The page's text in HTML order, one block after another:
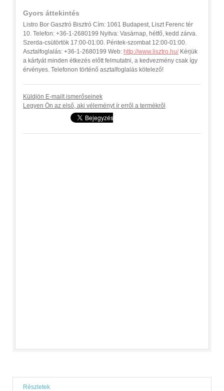
Gyors áttekintés
Listro Bor Gasztró Bisztró Cím: 1061 Budapest, Liszt Ferenc tér
10. Telefon: +36-1-2680199 Nyitva: Vasárnap, hétfő, kedd zárva.
Szerda-csütörtök 17:00-01:00. Péntek-szombat 12:00-01:00.
Asztalfoglalás: +36-1-2680199 Web: http://www.lisztro.hu/Kérjük
a kártyát minden étkezés előtt felmutatni, a kedvezmény csak így
érvényes. Telefonon történő asztalfoglalás kötelező!
Küldjön E-mailt ismerőseinek
Legyen Ön az első, aki véleményt ír erről a termékről
Részletek